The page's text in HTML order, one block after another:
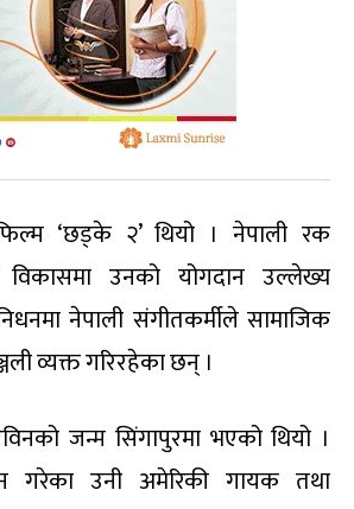
‘छड्के २’ थियो । नेपाली रक
उनको योगदान उल्लेख्य
नेपाली संगीतकर्मीले सामाजिक
व्यक्त गरिरहेका छन् ।
जन्म सिंगापुरमा भएको थियो ।
गरेका उनी अमेरिकी गायक तथा